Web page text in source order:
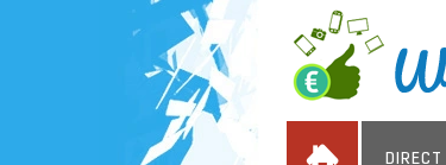
DIRECT